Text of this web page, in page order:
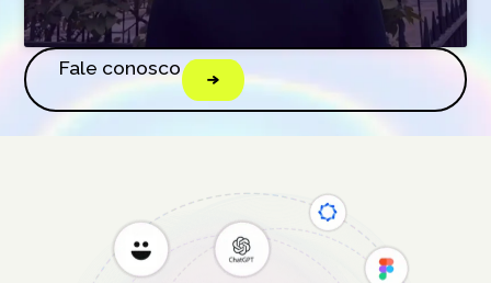
Fale conosco